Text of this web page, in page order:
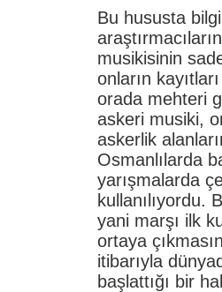
Bu hususta
musikisinin
onların
orada mehteri
askeri musiki,
askerlik
Osmanlılarda
yarışmalarda
kullanılıyordu.
yani marşı ilk
ortaya
itibarıyla
başlattığı bir